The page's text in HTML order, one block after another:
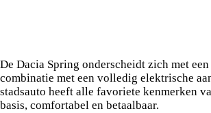
De Dacia Spring onderscheidt zich met
combinatie met een volledig elektrische
stadsauto heeft alle favoriete kenmerken
basis, comfortabel en betaalbaar.